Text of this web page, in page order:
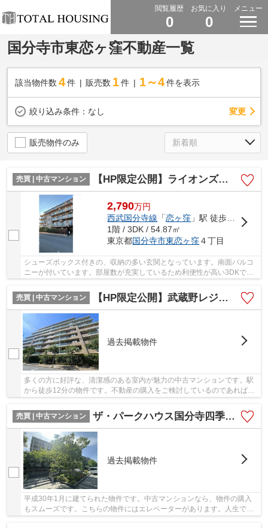
閲覧履歴
0
お気に入り
0
メニュー
国分寺市東恋ヶ窪不動産一覧
該当物件数 4件 販売数 1 件 1～4 件を表示
絞り込み条件： なし 変更
販売物件のみ
売買 | 中古マンション 【HP限定公開】ライオンズマンション国分寺第6
2,790万円
西武国分寺線 「恋ヶ窪 」駅 徒歩11分
1階 / 3DK / 54.87㎡
東京都国分寺市東恋ヶ窪４丁目
シューズボックス付きの、収納の多い玄関となっています。南面バルコ
ニーが付いています。部屋数が充実しているため利便性が高い3DKで充
売買 | 中古マンション
【HP限定公開】武蔵野レジデンス壱番館
過去掲載物件
多くの方に好評な、清潔感のある室内が魅力の中古マンションです。駅
から徒歩12分の物件です。不動産の購入をご検討しているのであれば、
売買 | 中古マンション
ザ・パークハウス国分寺四季の森 I棟
過去掲載物件
平成30年1月に建てられた物件です。中古マンションなら、物件の購入
もスムーズです。こちらの物件にはエレベーターがあります。人生で一